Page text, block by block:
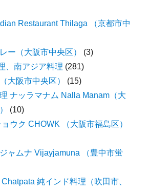
Restaurant Thilaga （京都市中
ー（大阪市中央区）
(3)
、南アジア料理 (281)
大阪市中央区）
(15)
ナッラマナム Nalla Manam（大
(10)
ウク CHOWK （大阪市福島区）
ャムナ Vijayjamuna （豊中市蛍
純インド料理（吹田市、